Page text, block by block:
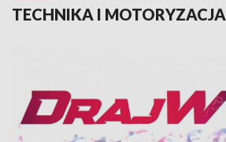
TECHNIKA I MOTORYZACJA